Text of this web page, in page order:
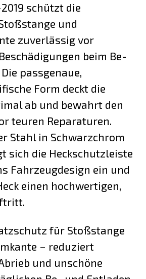
2019 schützt die
und
zuverlässig vor
beim Be-
passgenaue,
Form deckt die
ab und bewahrt den
teuren Reparaturen.
Stahl in Schwarzchrom
sich die Heckschutzleiste
Fahrzeugdesign ein und
einen hochwertigen,
für Stoßstange
– reduziert
und unschöne